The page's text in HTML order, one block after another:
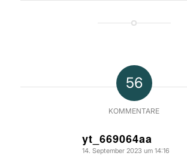
56
KOMMENTARE
yt_669064aa
sagte:
14. September 2023 um 14:16